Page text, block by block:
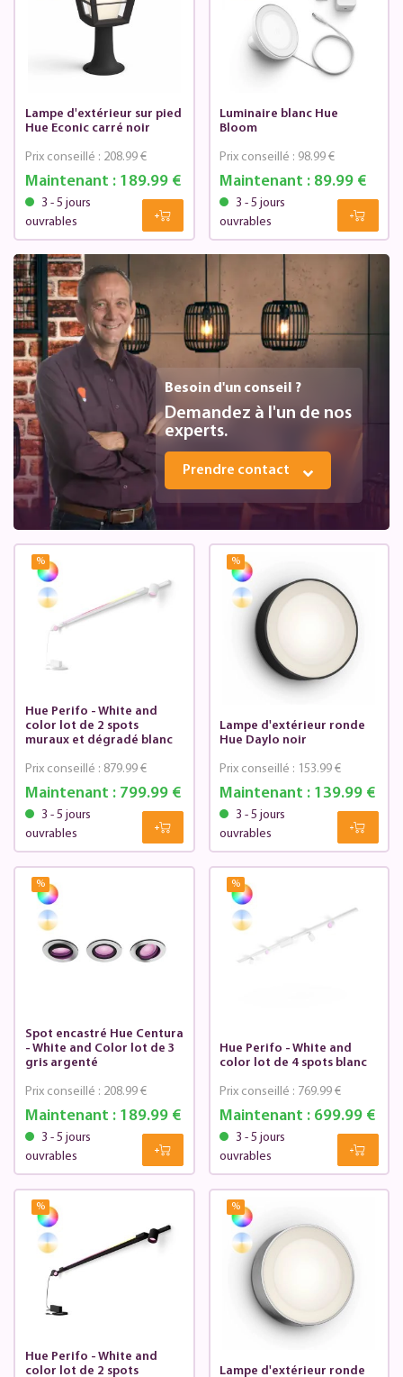
Lampe d'extérieur sur pied
Hue Econic carré noir
Maintenant :189.99 €
Prix conseillé : 208.99 €
3 - 5 jours
ouvrables
Luminaire blanc Hue
Bloom
Maintenant : 89.99 €
Prix conseillé : 98.99 €
3 - 5 jours
ouvrables
Besoin d'un conseil ?
Demandez à l'un de nos
experts.
Prendre contact
%
Hue Perifo - White and
color lot de 2 spots
muraux et dégradé blanc
Maintenant :799.99 €
Prix conseillé : 879.99 €
3 - 5 jours
ouvrables
%
Lampe d'extérieur ronde
Hue Daylo noir
Maintenant : 139.99 €
Prix conseillé : 153.99 €
3 - 5 jours
ouvrables
%
Spot encastré Hue Centura
- White and Color lot de 3
gris argenté
Maintenant :189.99 €
Prix conseillé : 208.99 €
3 - 5 jours
ouvrables
%
Hue Perifo - White and
color lot de 4 spots blanc
Maintenant : 699.99 €
Prix conseillé : 769.99 €
3 - 5 jours
ouvrables
%
Hue Perifo - White and
color lot de 2 spots
%
Lampe d'extérieur ronde